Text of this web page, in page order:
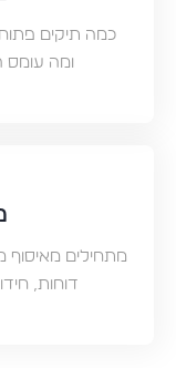
ומה עומס
מתחילים מאיסוף
דוחות,